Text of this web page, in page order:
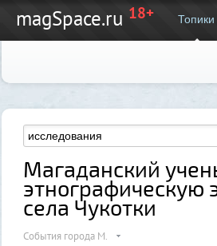
magSpace.ru 18+ Топики
Магаданский
этнографическую
села Чукотки
События города М.